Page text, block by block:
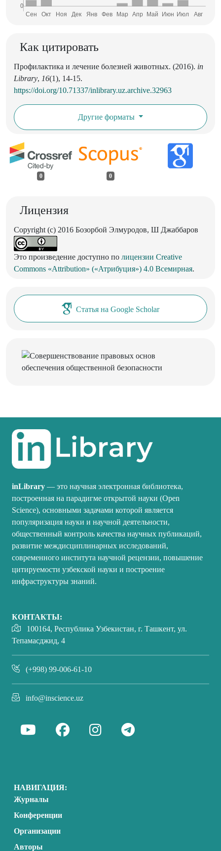
Как цитировать
Профилактика и лечение болезней животных. (2016). in
Library, 16(1), 14-15.
https://doi.org/10.71337/inlibrary.uz.archive.32963
Другие форматы
0 0
Лицензия
Copyright (c) 2016 Бозорбой Элмуродов, Ш Джаббаров
Это произведение доступно по лицензии Creative
Commons «Attribution» («Атрибуция») 4.0 Всемирная.
Статья на Google Scholar
inLibrary — это научная электронная библиотека,
построенная на парадигме открытой науки (Open
Science), основными задачами которой является
популяризация науки и научной деятельности,
общественный контроль качества научных публикаций,
развитие междисциплинарных исследований,
современного института научной рецензии, повышение
цитируемости узбекской науки и построение
инфраструктуры знаний.
КОНТАКТЫ:
100164, Республика Узбекистан, г. Ташкент, ул.
Тепамасджид, 4
(+998) 99-006-61-10
info@inscience.uz
НАВИГАЦИЯ:
Журналы
Конференции
Организации
Авторы